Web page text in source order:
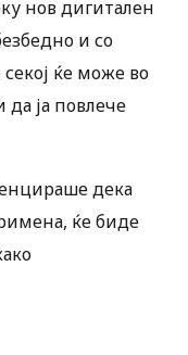
нов дигитален
и со
ќе може во
ја повлече
дека
ќе биде